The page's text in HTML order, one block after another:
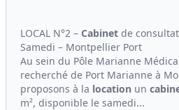
LOCAL N°2 – Cabinet de
Samedi – Montpellier Port
Au sein du Pôle Marianne
recherché de Port Marianne à
proposons à la location un
m², disponible le samedi...